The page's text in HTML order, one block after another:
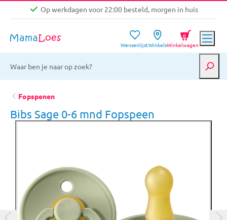
Op werkdagen voor 22:00 besteld, morgen in huis
Gratis verzending vanaf €39,-
Op werkdagen voor 22:00 besteld, morgen in huis
WensenlijstWinkelsWinkelwagen
0
Fopspenen
Bibs Sage 0-6 mnd Fopspeen